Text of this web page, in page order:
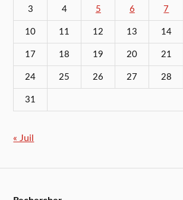
3 4 5 6 7
10 11 12 13 14
17 18 19 20 21
24 25 26 27 28
31
« Juil